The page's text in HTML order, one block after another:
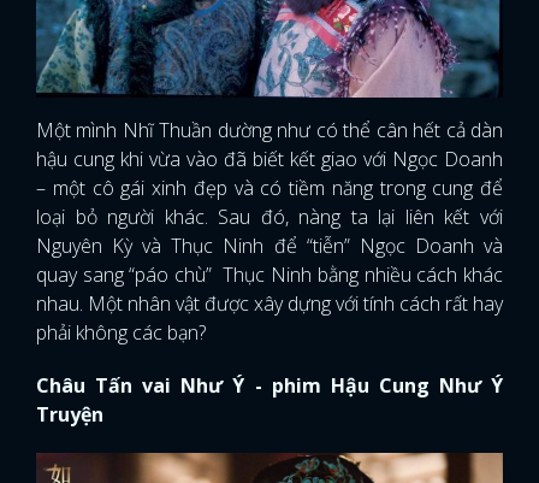
Một mình Nhĩ Thuần dường như có thể cân hết cả dàn
hậu cung khi vừa vào đã biết kết giao với Ngọc Doanh
– một cô gái xinh đẹp và có tiềm năng trong cung để
loại bỏ người khác. Sau đó, nàng ta lại liên kết với
Nguyên Kỳ và Thục Ninh để “tiễn” Ngọc Doanh và
quay sang “páo chù” Thục Ninh bằng nhiều cách khác
nhau. Một nhân vật được xây dựng với tính cách rất hay
phải không các bạn?
Châu Tấn vai Như Ý - phim Hậu Cung Như Ý
Truyện